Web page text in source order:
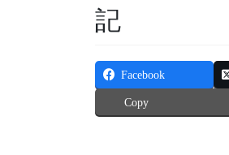
記
Facebook
Copy